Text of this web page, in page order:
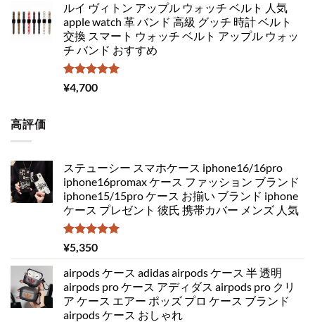
ルイ ヴィトン アップル ウォッチ ベルト 人気
apple watch 革 バンド 高級 グッチ 時計 ベルト
交換 スマート ウォッチ ベルト アップル ウォッ
チ バンド おすすめ
5段階中
5.00
¥4,700
高評価
ステューシー スマホケース iphone16/16pro
iphone16promax ケース ファッション ブランド
iphone15/15pro ケース お揃い ブランド iphone
ケース プレゼント 彼氏 携帯カバー メンズ 人気
5段階中
5.00
¥5,350
airpods ケース adidas airpods ケース 半 透明
airpods pro ケース アディダス airpods pro クリ
ア ケース エアー ポッズ プロ ケース ブランド
airpods ケース おしゃれ